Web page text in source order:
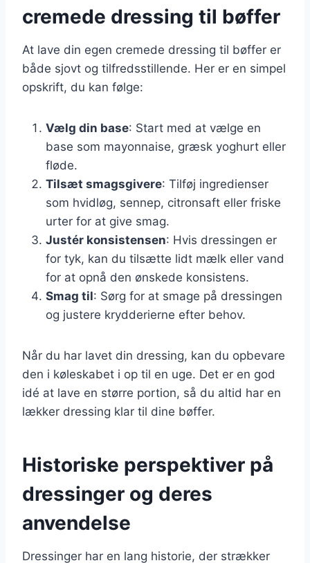
cremede dressing til bøffer
At lave din egen cremede dressing til bøffer er
både sjovt og tilfredsstillende. Her er en simpel
opskrift, du kan følge:
Vælg din base: Start med at vælge en
base som mayonnaise, græsk yoghurt eller
fløde.
Tilsæt smagsgivere: Tilføj ingredienser
som hvidløg, sennep, citronsaft eller friske
urter for at give smag.
Justér konsistensen: Hvis dressingen er
for tyk, kan du tilsætte lidt mælk eller vand
for at opnå den ønskede konsistens.
Smag til: Sørg for at smage på dressingen
og justere krydderierne efter behov.
Når du har lavet din dressing, kan du opbevare
den i køleskabet i op til en uge. Det er en god
idé at lave en større portion, så du altid har en
lækker dressing klar til dine bøffer.
Historiske perspektiver på
dressinger og deres
anvendelse
Dressinger har en lang historie, der strækker